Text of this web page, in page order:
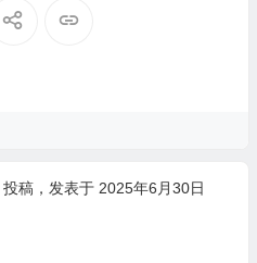
投稿，发表于 2025年6月30日